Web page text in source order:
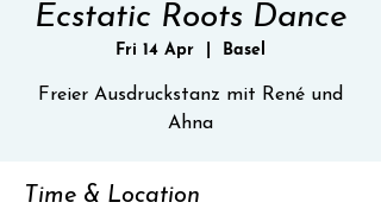
Ecstatic Roots Dance
Fri 14 Apr Basel
Freier Ausdruckstanz mit René und
Ahna
Time & Location